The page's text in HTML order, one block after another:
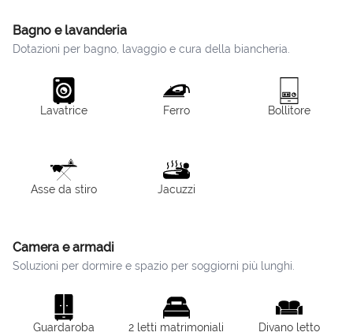
Bagno e lavanderia
Dotazioni per bagno, lavaggio e cura della biancheria.
Lavatrice Ferro Bollitore
Asse da stiro Jacuzzi
Camera e armadi
Soluzioni per dormire e spazio per soggiorni più lunghi.
Guardaroba 2 letti matrimoniali Divano letto